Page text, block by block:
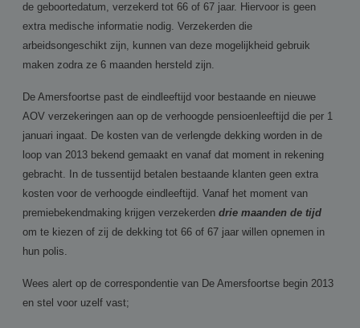
de geboortedatum, verzekerd tot 66 of 67 jaar. Hiervoor is geen
extra medische informatie nodig. Verzekerden die
arbeidsongeschikt zijn, kunnen van deze mogelijkheid gebruik
maken zodra ze 6 maanden hersteld zijn.
De Amersfoortse past de eindleeftijd voor bestaande en nieuwe
AOV verzekeringen aan op de verhoogde pensioenleeftijd die per 1
januari ingaat. De kosten van de verlengde dekking worden in de
loop van 2013 bekend gemaakt en vanaf dat moment in rekening
gebracht. In de tussentijd betalen bestaande klanten geen extra
kosten voor de verhoogde eindleeftijd. Vanaf het moment van
premiebekendmaking krijgen verzekerden drie maanden de tijd
om te kiezen of zij de dekking tot 66 of 67 jaar willen opnemen in
hun polis.
Wees alert op de correspondentie van De Amersfoortse begin 2013
en stel voor uzelf vast;